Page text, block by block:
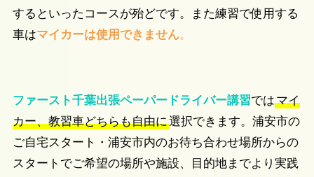
するといったコースが殆どです。また練習で使用する
車はマイカーは使用できません。
ファースト千葉出張ペーパードライバー講習ではマイ
カー、教習車どちらも自由に選択できます。浦安市の
ご自宅スタート・浦安市内のお待ち合わせ場所からの
スタートでご希望の場所や施設、目的地までより実践